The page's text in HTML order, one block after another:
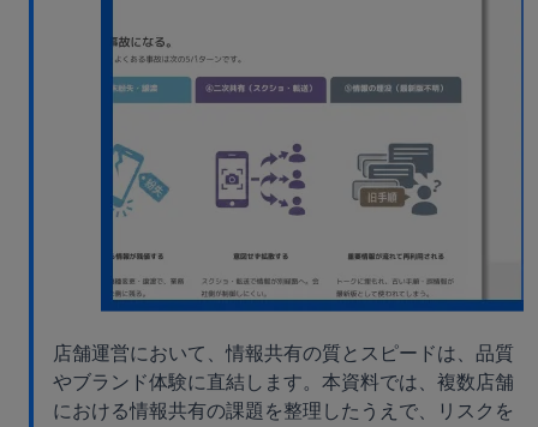
店舗運営において、情報共有の質とスピードは、品質
やブランド体験に直結します。本資料では、複数店舗
における情報共有の課題を整理したうえで、リスクを